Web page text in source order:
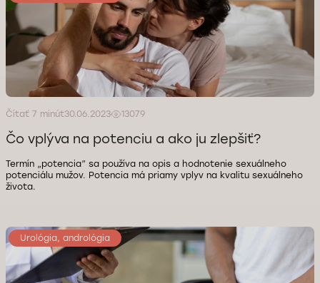
Čítať 7 minút30.06.2023 13079
Čo vplýva na potenciu a ako ju zlepšiť?
Termín „potencia” sa používa na opis a hodnotenie sexuálneho
potenciálu mužov. Potencia má priamy vplyv na kvalitu sexuálneho
života.
Urológia, andrológia